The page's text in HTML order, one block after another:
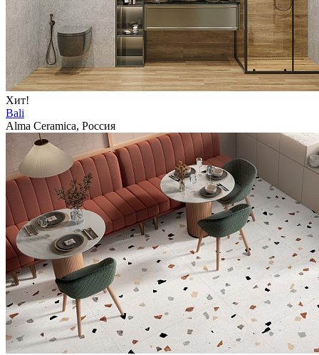
Хит!
Bali
Alma Ceramica, Россия